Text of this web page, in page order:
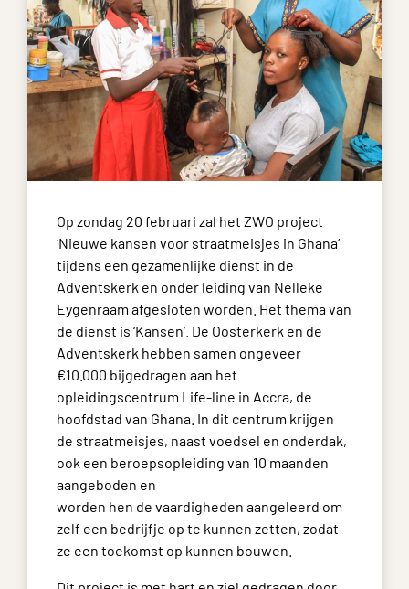
Op zondag 20 februari zal het ZWO project
‘Nieuwe kansen voor straatmeisjes in Ghana’
tijdens een gezamenlijke dienst in de
Adventskerk en onder leiding van Nelleke
Eygenraam afgesloten worden. Het thema van
de dienst is ‘Kansen’. De Oosterkerk en de
Adventskerk hebben samen ongeveer
€10.000 bijgedragen aan het
opleidingscentrum Life-line in Accra, de
hoofdstad van Ghana. In dit centrum krijgen
de straatmeisjes, naast voedsel en onderdak,
ook een beroepsopleiding van 10 maanden
aangeboden en
worden hen de vaardigheden aangeleerd om
zelf een bedrijfje op te kunnen zetten, zodat
ze een toekomst op kunnen bouwen.